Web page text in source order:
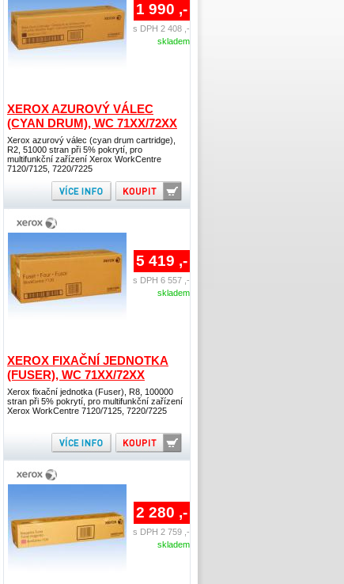
XEROX AZUROVÝ VÁLEC
(CYAN DRUM), WC 71XX/72XX
Xerox azurový válec (cyan drum cartridge),
R2, 51000 stran při 5% pokrytí, pro
multifunkční zařízení Xerox WorkCentre
7120/7125, 7220/7225
1 990 ,-
s DPH 2 408 ,-
skladem
XEROX FIXAČNÍ JEDNOTKA
(FUSER), WC 71XX/72XX
Xerox fixační jednotka (Fuser), R8, 100000
stran při 5% pokrytí, pro multifunkční zařízení
Xerox WorkCentre 7120/7125, 7220/7225
5 419 ,-
s DPH 6 557 ,-
skladem
2 280 ,-
s DPH 2 759 ,-
skladem